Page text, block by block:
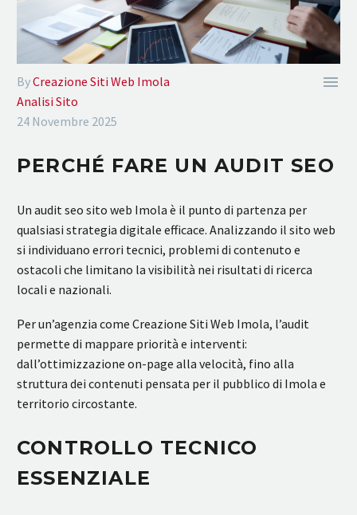

ByCreazione Siti Web Imola
Analisi Sito
24 Novembre 2025
PERCHÉ FARE UN AUDIT SEO
Un audit seo sito web Imola è il punto di partenza per
qualsiasi strategia digitale efficace. Analizzando il sito web
si individuano errori tecnici, problemi di contenuto e
ostacoli che limitano la visibilità nei risultati di ricerca
locali e nazionali.
Per un’agenzia come Creazione Siti Web Imola, l’audit
permette di mappare priorità e interventi:
dall’ottimizzazione on-page alla velocità, fino alla
struttura dei contenuti pensata per il pubblico di Imola e
territorio circostante.
CONTROLLO TECNICO
ESSENZIALE